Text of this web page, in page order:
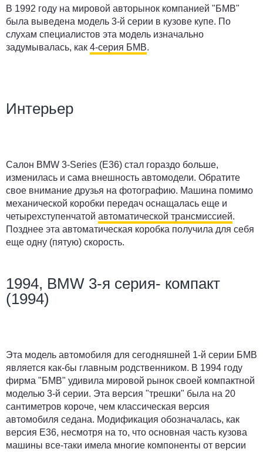
В 1992 году на мировой авторынок компанией "БМВ"
была выведена модель 3-й серии в кузове купе. По
слухам специалистов эта модель изначально
задумывалась, как 4-серия БМВ.
Интерьер
Салон BMW 3-Series (E36) стал гораздо больше,
изменилась и сама внешность автомодели. Обратите
свое внимание друзья на фотографию. Машина помимо
механической коробки передач оснащалась еще и
четырехступенчатой автоматической трансмиссией.
Позднее эта автоматическая коробка получила для себя
еще одну (пятую) скорость.
1994, BMW 3-я серия- компакт
(1994)
Эта модель автомобиля для сегодняшней 1-й серии БМВ
является как-бы главным родственником. В 1994 году
фирма "БМВ" удивила мировой рынок своей компактной
моделью 3-й серии. Эта версия "трешки" была на 20
сантиметров короче, чем классическая версия
автомобиля седана. Модификация обозначалась, как
версия Е36, несмотря на то, что основная часть кузова
машины все-таки имела многие компоненты от версии